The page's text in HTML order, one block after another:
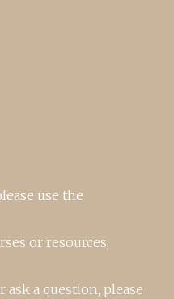
use the
or resources,
ask a question, please